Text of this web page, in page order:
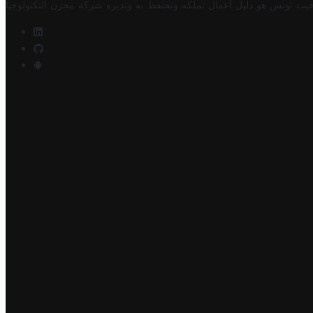
تونس هو دليل أعمال تملكه وتحتفظ به وتديره شركة مخزن التكنولوجيا